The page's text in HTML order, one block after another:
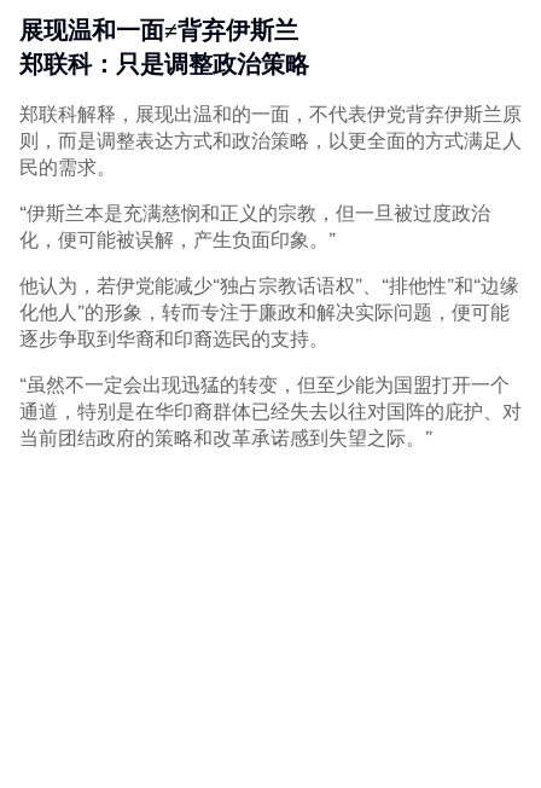
展现温和一面≠背弃伊斯兰
郑联科：只是调整政治策略
郑联科解释，展现出温和的一面，不代表伊党背弃伊斯兰原
则，而是调整表达方式和政治策略，以更全面的方式满足人
民的需求。
“伊斯兰本是充满慈悯和正义的宗教，但一旦被过度政治
化，便可能被误解，产生负面印象。”
他认为，若伊党能减少“独占宗教话语权”、“排他性”和“边缘
化他人”的形象，转而专注于廉政和解决实际问题，便可能
逐步争取到华裔和印裔选民的支持。
“虽然不一定会出现迅猛的转变，但至少能为国盟打开一个
通道，特别是在华印裔群体已经失去以往对国阵的庇护、对
当前团结政府的策略和改革承诺感到失望之际。”